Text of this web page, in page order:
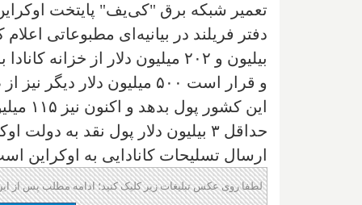
تعمیر شبکه برق "کی‌یف" پایتخت
بیلیون و ۲۰۲ میلیون دلار از
و قرار است ۵۰۰ میلیون
این
حداقل ۳ بیلیون دلار پول نقد به
ارسال تسلیحات کانادایی به اوکراین
لطفا روی عکس تبلیغات زیر کلیک کنید؛ ادامه مطلب پس از